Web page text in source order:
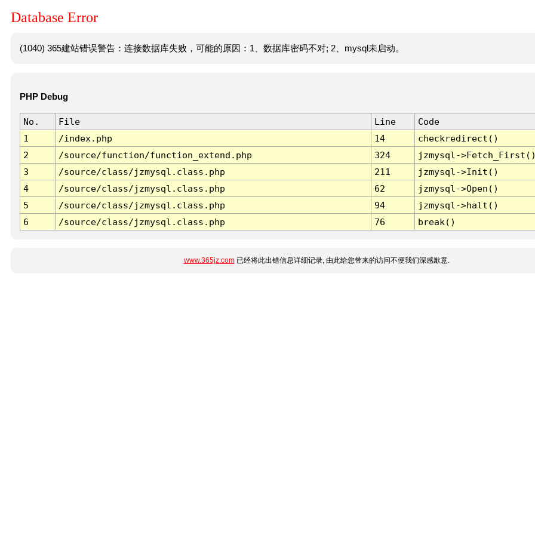
Database Error
(1040) 365建站错误警告：连接数据库失败，可能的原因：1、数据库密码不对; 2、mysql未启动。
PHP Debug
No. File Line
Code
1
/index.php 14
checkredirect()
2
/source/function/function_extend.php 324
jzmysql-
3
/source/class/jzmysql.class.php 211
jzmysql->Init()
4
/source/class/jzmysql.class.php 62
jzmysql->Open()
5
/source/class/jzmysql.class.php 94
jzmysql->halt()
6
/source/class/jzmysql.class.php 76 break()
www.365jz.com已经将此出错信息详细记录, 由此给您带来的访问不便我们深感歉意.